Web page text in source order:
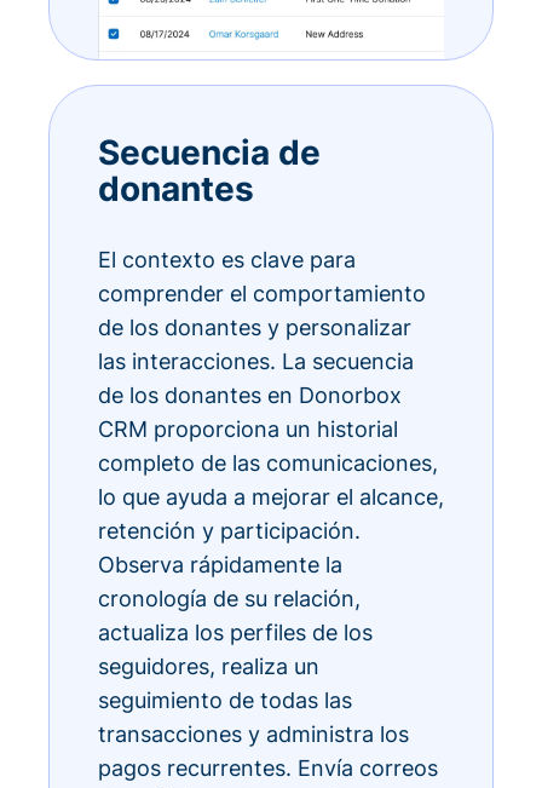
Secuencia de
donantes
El contexto es clave para
comprender el comportamiento
de los donantes y personalizar
las interacciones. La secuencia
de los donantes en Donorbox
CRM proporciona un historial
completo de las comunicaciones,
lo que ayuda a mejorar el alcance,
retención y participación.
Observa rápidamente la
cronología de su relación,
actualiza los perfiles de los
seguidores, realiza un
seguimiento de todas las
transacciones y administra los
pagos recurrentes. Envía correos